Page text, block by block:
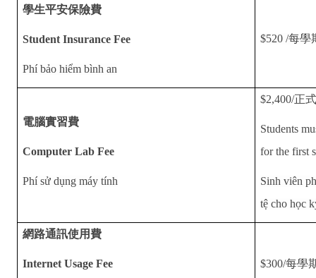
學生平安保險費
Student Insurance Fee
Phí bảo hiểm bình an
$520 /每學
電腦實習費
Computer Lab Fee
Phí sử dụng máy tính
$2,400/正
Students
for the first
Sinh viên
tệ cho học
網路通訊使用費
Internet Usage Fee $300/每學